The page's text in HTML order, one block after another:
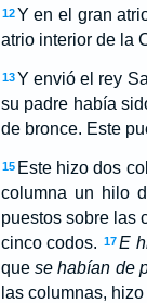
12 Y en el gran
atrio interior de la
13 Y envió el rey
su padre había
de bronce. Este
15 Este hizo dos
columna un hilo
puestos sobre las
cinco codos. 17E
que se habían de
las columnas,